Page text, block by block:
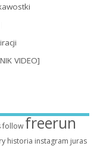
VIDEO]
followfreerun
historia instagram juras